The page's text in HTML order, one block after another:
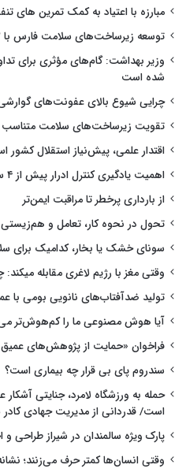
مبارزه با اعتیاد به کمک تمرین های
توسعه زیرساخت‌های سلامت فارس با ۳ پروژه شتاب گرفت
وزیر بهداشت: گام‌های مؤثری برای
شده است
چرایی شیوع بالای عفونت‌های
تقویت زیرساخت‌های سلامت متناسب
اقتدار علمی، پیش‌نیاز استقلال کشور
اهمیت یادگیری کنترل ادرار پیش از ۴ سالگی
از بارداری پرخطر تا مراقبت ایمن‌تر
تحول در نحوه کار، تعامل و هم‌زیستی
سونای خشک یا بخار، کدامیک برای
وقتی مغز با رژیم لاغری مقابله میکند:
تولید ضدآفتاب‌های نانویی بومی با
آیا هوش مصنوعی ما را کم‌هوش‌تر
فراخوان «حمایت از پژوهش‌های
سندروم پای بی قرار چه بیماری است؟
حمله به ورزشگاه لامرد، جنایتی
است/ قدردانی از مدیریت جهادی
پارک ویژه سالمندان در شیراز طراحی
وقتی انسان‌ها کمتر حرف می‌زنند؛